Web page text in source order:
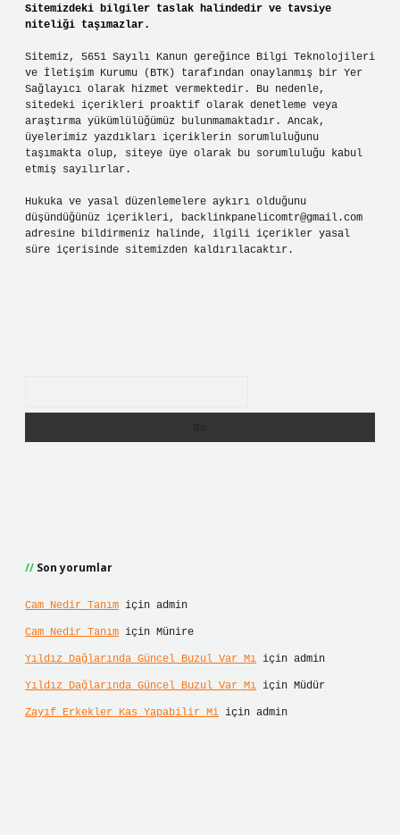
Sitemizdeki bilgiler taslak halindedir ve tavsiye
niteliği taşımazlar.
Sitemiz, 5651 Sayılı Kanun gereğince Bilgi Teknolojileri
ve İletişim Kurumu (BTK) tarafından onaylanmış bir Yer
Sağlayıcı olarak hizmet vermektedir. Bu nedenle,
sitedeki içerikleri proaktif olarak denetleme veya
araştırma yükümlülüğümüz bulunmamaktadır. Ancak,
üyelerimiz yazdıkları içeriklerin sorumluluğunu
taşımakta olup, siteye üye olarak bu sorumluluğu kabul
etmiş sayılırlar.
Hukuka ve yasal düzenlemelere aykırı olduğunu
düşündüğünüz içerikleri, backlinkpanelicomtr@gmail.com
adresine bildirmeniz halinde, ilgili içerikler yasal
süre içerisinde sitemizden kaldırılacaktır.
Son yorumlar
Cam Nedir Tanım için admin
Cam Nedir Tanım için Münire
Yıldız Dağlarında Güncel Buzul Var Mı için admin
Yıldız Dağlarında Güncel Buzul Var Mı için Müdür
Zayıf Erkekler Kas Yapabilir Mi için admin